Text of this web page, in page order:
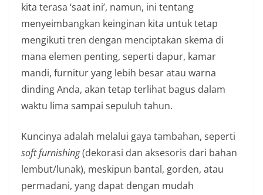
kita terasa ‘saat ini’, namun, ini tentang
menyeimbangkan keinginan kita untuk tetap
mengikuti tren dengan menciptakan skema di
mana elemen penting, seperti dapur, kamar
mandi, furnitur yang lebih besar atau warna
dinding Anda, akan tetap terlihat bagus dalam
waktu lima sampai sepuluh tahun.
Kuncinya adalah melalui gaya tambahan, seperti
soft furnishing(dekorasi dan aksesoris dari bahan
lembut/lunak), meskipun bantal, gorden, atau
permadani, yang dapat dengan mudah